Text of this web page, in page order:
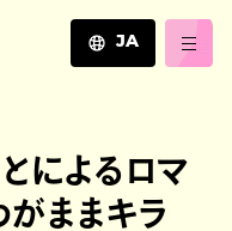
JA
ZH
によるロマ
がままキラ